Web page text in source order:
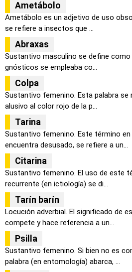
Ametábolo
Ametábolo es un adjetivo de uso
se refiere a insectos que ...
Abraxas
Sustantivo masculino se define
gnósticos se empleaba co...
Colpa
Sustantivo femenino. Esta palabra
alusivo al color rojo de la p...
Tarina
Sustantivo femenino. Este término en
encuentra desusado, se refiere a un...
Citarina
Sustantivo femenino. El uso de este
recurrente (en ictiología) se di...
Tarín barín
Locución adverbial. El significado de
compete y hace referencia a un...
Psilla
Sustantivo femenino. Si bien no es
palabra (en entomología) abarca, ...